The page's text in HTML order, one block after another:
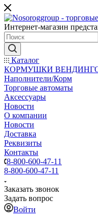
Интернет-магазин
Каталог
КОРМУШКИ
Наполнители/Корм
Торговые автоматы
Аксессуары
Новости
О компании
Новости
Доставка
Реквизиты
Контакты
8-800-600-47-11
8-800-600-47-11
Заказать звонок
Задать вопрос
Войти